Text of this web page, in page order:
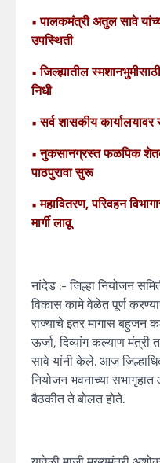
• पालकमंत्री अतुल सावे
उपस्थिती
• जिल्ह्यातील
निधी
• सर्व शासकीय
• नुकसानग्रस्त फळपिक
पाठपुरावा सुरू
• महावितरण, परिवहन
मार्गी लावू
नांदेड :- जिल्हा नियोजन
विकास कामे वेळेत पूर्ण
राज्याचे इतर मागास बहुजन
ऊर्जा, दिव्यांग कल्याण
सावे यांनी केले. आज
नियोजन भवनाच्या सभागृहात
बैठकीत ते बोलत होते.